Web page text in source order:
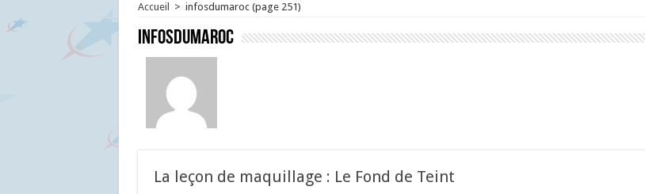
Accueil > infosdumaroc(page 251)
infosdumaroc
La leçon de maquillage : Le Fond de Teint